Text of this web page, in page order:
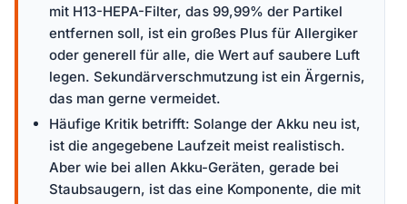
mit H13-HEPA-Filter, das 99,99% der Partikel
entfernen soll, ist ein großes Plus für Allergiker
oder generell für alle, die Wert auf saubere Luft
legen. Sekundärverschmutzung ist ein Ärgernis,
das man gerne vermeidet.
Häufige Kritik betrifft: Solange der Akku neu ist,
ist die angegebene Laufzeit meist realistisch.
Aber wie bei allen Akku-Geräten, gerade bei
Staubsaugern, ist das eine Komponente, die mit